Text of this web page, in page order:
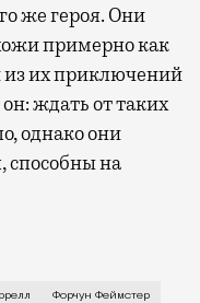
же героя. Они
примерно как
из их приключений
ждать от таких
однако они
способны на
был
Форчун Феймстер